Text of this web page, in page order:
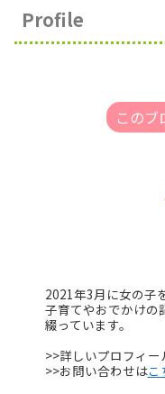
Profile
このブ
2021年3月に女の子
子育てやおでかけの
綴っています。
>>詳しいプロフィー
>>お問い合わせはこ